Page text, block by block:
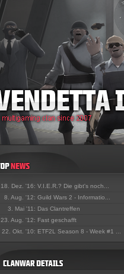
18. Dez. '16: V.I.E.R.? Die gibt's noch...
8. Aug. '12: Guild Wars 2 - Informatio...
3. Mai '11: Das Clantreffen
23. Aug. '12: Fast geschafft
22. Okt. '10: ETF2L Season 8 - Week #1 ...